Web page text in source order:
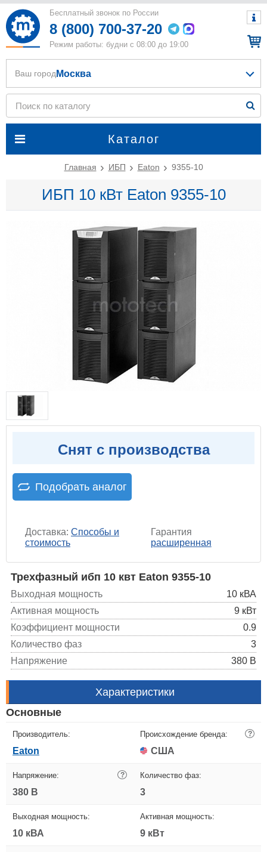
Бесплатный звонок по России
8 (800) 700-37-20
Режим работы: будни с 08:00 до 19:00
Каталог
Ваш город Москва
Главная ИБП Eaton 9355-10
ИБП 10 кВт Eaton 9355-10
Снят с производства
Подобрать аналог
Доставка: Способы и
стоимость
Гарантия
расширенная
Трехфазный ибп 10 квт Eaton 9355-10
Выходная мощность
10 кВА
Активная мощность
9 кВт
Коэффициент мощности
0.9
Количество фаз
3
Напряжение
380 В
Характеристики
Основные
Производитель:
Eaton
Происхождение бренда: ?
США
Напряжение: ?
380 В
Количество фаз:
3
Выходная мощность:
10 кВА
Активная мощность:
9 кВт